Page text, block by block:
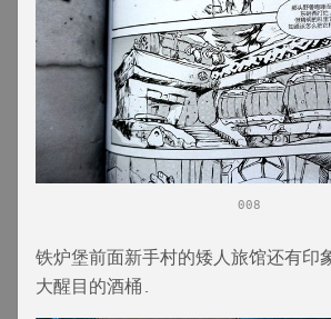
008
铁炉堡前面新手村的矮人旅馆还有印
大醒目的酒桶.